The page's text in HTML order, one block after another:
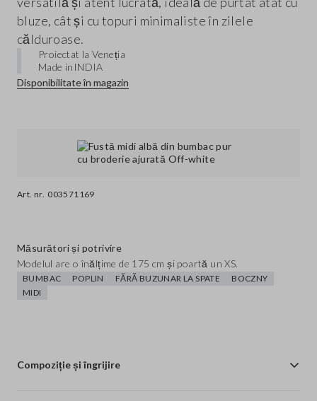
Art. nr. 003571169
bluze, cât și cu topuri minimaliste în zilele
călduroase.
Proiectat la Veneția
Made in INDIA
Disponibilitate în magazin
Măsurători și potrivire
Modelul are o înălțime de 175 cm și poartă un XS.
BUMBAC POPLIN FĂRĂ BUZUNAR LA SPATE
BOCZNY
MIDI
Compoziție și îngrijire